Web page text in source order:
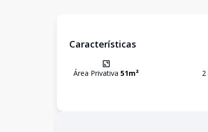
Características
Área Privativa 51m² 2